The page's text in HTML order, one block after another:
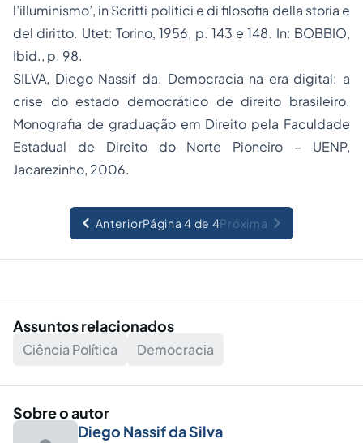
l’illuminismo’, in Scritti politici e di filosofia della storia e
del diritto. Utet: Torino, 1956, p. 143 e 148. In: BOBBIO,
Ibid., p. 98.
SILVA, Diego Nassif da. Democracia na era digital: a
crise do estado democrático de direito brasileiro.
Monografia de graduação em Direito pela Faculdade
Estadual de Direito do Norte Pioneiro – UENP,
Jacarezinho, 2006.
AnteriorPágina 4 de 4Próxima
Assuntos relacionados
Ciência Política Democracia
Sobre o autor
Diego Nassif da Silva